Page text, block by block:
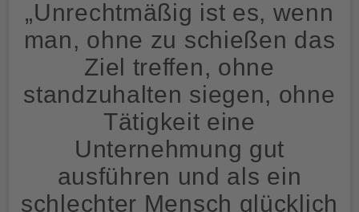
„Unrechtmäßig ist es, wenn
man, ohne zu schießen das
Ziel treffen, ohne
standzuhalten siegen, ohne
Tätigkeit eine
Unternehmung gut
ausführen und als ein
schlechter Mensch glücklich